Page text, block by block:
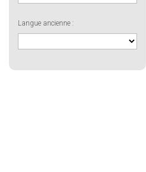
Langue ancienne :